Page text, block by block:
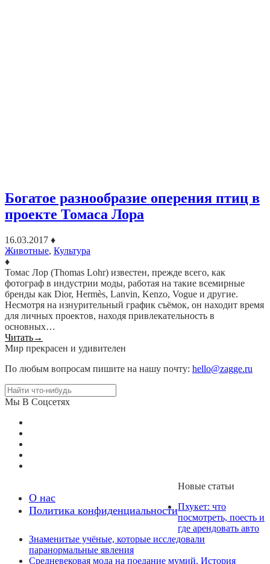
Богатое разнообразие оперения птиц в
проекте Томаса Лора
16.03.2017 ♦
Животные, Культура
♦
Томас Лор (Thomas Lohr) известен, прежде всего, как
фотограф в индустрии моды, работая на такие всемирные
бренды как Dior, Hermès, Lanvin, Kenzo, Vogue и другие.
Несмотря на изнурительный график съёмок, он находит время
для личных проектов, находя привлекательность в
основных…
Читать→
Мир прекрасен и удивителен
По любым вопросам пишите на нашу почту: hello@zagge.ru
Мы В Соцсетях
О нас
Политика конфиденциальности
Новые статьи
Пхукет: что
посмотреть, поесть и
где арендовать авто
Знаменитые учёные, которые исследовали
паранормальные явления
Средневековая мода на поедание мумий. История